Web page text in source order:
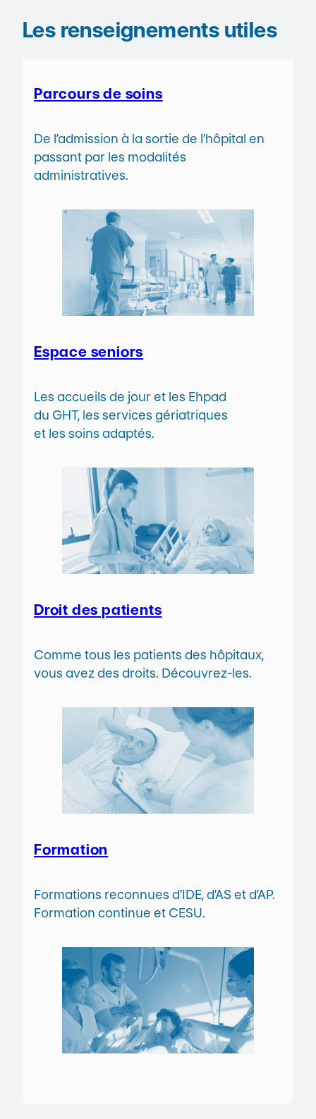
Les renseignements utiles
Parcours de soins
De l’admission à la sortie de l’hôpital en
passant par les modalités
administratives.
Espace seniors
Les accueils de jour et les Ehpad
du GHT, les services gériatriques
et les soins adaptés.
Droit des patients
Comme tous les patients des hôpitaux,
vous avez des droits. Découvrez-les.
Formation
Formations reconnues d’IDE, d’AS et d’AP.
Formation continue et CESU.